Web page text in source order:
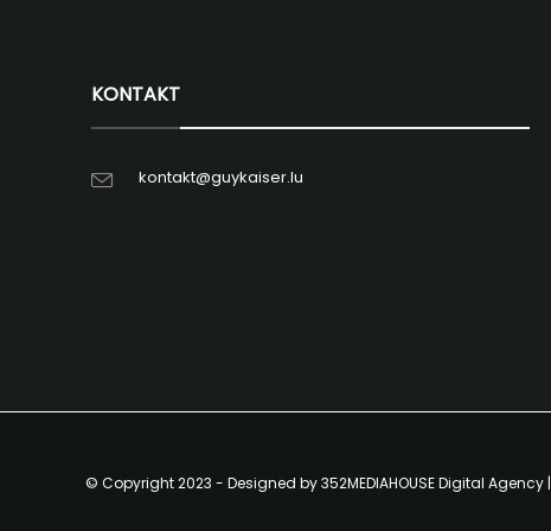
KONTAKT
kontakt@guykaiser.lu
© Copyright 2023 - Designed by 352MEDIAHOUSE Digital Agency |